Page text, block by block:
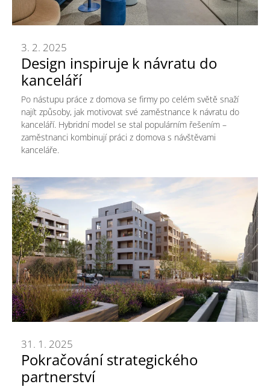
Design inspiruje k návratu do
kanceláří
3. 2. 2025
Po nástupu práce z domova se firmy po celém světě snaží
najít způsoby, jak motivovat své zaměstnance k návratu do
kanceláří. Hybridní model se stal populárním řešením –
zaměstnanci kombinují práci z domova s návštěvami
kanceláře.
Pokračování strategického
partnerství
31. 1. 2025